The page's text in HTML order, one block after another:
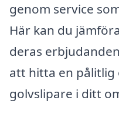
genom service
Här kan du
deras
att hitta en pålitlig
golvslipare i ditt